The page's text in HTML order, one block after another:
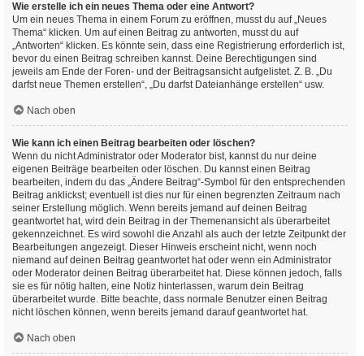
Wie erstelle ich ein neues Thema oder eine Antwort?
Um ein neues Thema in einem Forum zu eröffnen, musst du auf „Neues
Thema“ klicken. Um auf einen Beitrag zu antworten, musst du auf
„Antworten“ klicken. Es könnte sein, dass eine Registrierung erforderlich ist,
bevor du einen Beitrag schreiben kannst. Deine Berechtigungen sind
jeweils am Ende der Foren- und der Beitragsansicht aufgelistet. Z. B. „Du
darfst neue Themen erstellen“, „Du darfst Dateianhänge erstellen“ usw.
Nach oben
Wie kann ich einen Beitrag bearbeiten oder löschen?
Wenn du nicht Administrator oder Moderator bist, kannst du nur deine
eigenen Beiträge bearbeiten oder löschen. Du kannst einen Beitrag
bearbeiten, indem du das „Ändere Beitrag“-Symbol für den entsprechenden
Beitrag anklickst; eventuell ist dies nur für einen begrenzten Zeitraum nach
seiner Erstellung möglich. Wenn bereits jemand auf deinen Beitrag
geantwortet hat, wird dein Beitrag in der Themenansicht als überarbeitet
gekennzeichnet. Es wird sowohl die Anzahl als auch der letzte Zeitpunkt der
Bearbeitungen angezeigt. Dieser Hinweis erscheint nicht, wenn noch
niemand auf deinen Beitrag geantwortet hat oder wenn ein Administrator
oder Moderator deinen Beitrag überarbeitet hat. Diese können jedoch, falls
sie es für nötig halten, eine Notiz hinterlassen, warum dein Beitrag
überarbeitet wurde. Bitte beachte, dass normale Benutzer einen Beitrag
nicht löschen können, wenn bereits jemand darauf geantwortet hat.
Nach oben